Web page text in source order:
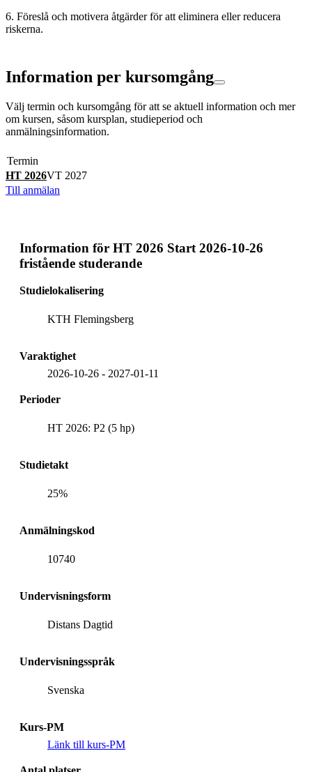
6. Föreslå och motivera åtgärder för att eliminera eller reducera
riskerna.
Information per kursomgång
Välj termin och kursomgång för att se aktuell information och mer
om kursen, såsom kursplan, studieperiod och
anmälningsinformation.
Termin
HT 2026VT 2027
Till anmälan
Information för HT 2026 Start 2026-10-26
fristående studerande
Studielokalisering
KTH Flemingsberg
Varaktighet
2026-10-26 - 2027-01-11
Perioder
HT 2026: P2 (5 hp)
Studietakt
25%
Anmälningskod
10740
Undervisningsform
Distans Dagtid
Undervisningsspråk
Svenska
Kurs-PM
Länk till kurs-PM